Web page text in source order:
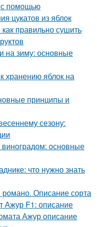
с помощью
цукатов из яблок
правильно сушить
на зиму: основные
хранению яблок на
принципы и
сезону:
виноградом: основные
что нужно знать
Описание сорта
Ажур F1: описание
Ажур описание